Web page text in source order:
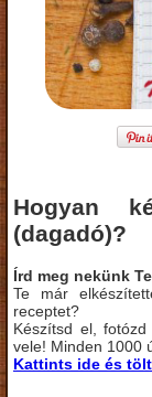
Hogyan
(dagadó)?
Írd meg nekünk
Te már
receptet?
Készítsd el,
vele! Minden 1000
Kattints ide és